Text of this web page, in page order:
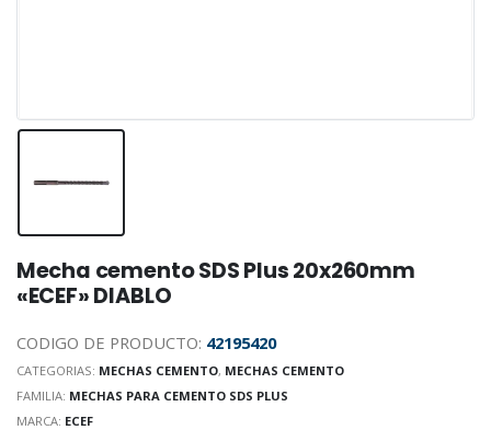
Mecha cemento SDS Plus 20x260mm
«ECEF» DIABLO
CODIGO DE PRODUCTO: 42195420
CATEGORIAS: MECHAS CEMENTO, MECHAS CEMENTO
FAMILIA: MECHAS PARA CEMENTO SDS PLUS
MARCA: ECEF